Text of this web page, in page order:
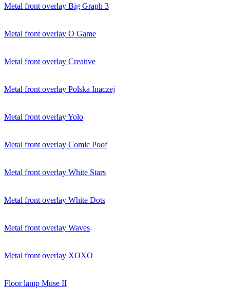
Metal front overlay Big Graph 3
Metal front overlay O Game
Metal front overlay Creative
Metal front overlay Polska Inaczej
Metal front overlay Yolo
Metal front overlay Comic Poof
Metal front overlay White Stars
Metal front overlay White Dots
Metal front overlay Waves
Metal front overlay XOXO
Floor lamp Muse II